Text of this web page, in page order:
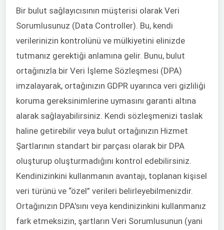
Bir bulut sağlayıcısının müşterisi olarak Veri
Sorumlusunuz (Data Controller). Bu, kendi
verilerinizin kontrolünü ve mülkiyetini elinizde
tutmanız gerektiği anlamına gelir. Bunu, bulut
ortağınızla bir Veri İşleme Sözleşmesi (DPA)
imzalayarak, ortağınızın GDPR uyarınca veri gizliliği
koruma gereksinimlerine uymasını garanti altına
alarak sağlayabilirsiniz. Kendi sözleşmenizi taslak
haline getirebilir veya bulut ortağınızın Hizmet
Şartlarının standart bir parçası olarak bir DPA
oluşturup oluşturmadığını kontrol edebilirsiniz.
Kendinizinkini kullanmanın avantajı, toplanan kişisel
veri türünü ve “özel” verileri belirleyebilmenizdir.
Ortağınızın DPA'sını veya kendinizinkini kullanmanız
fark etmeksizin, şartların Veri Sorumlusunun (yani